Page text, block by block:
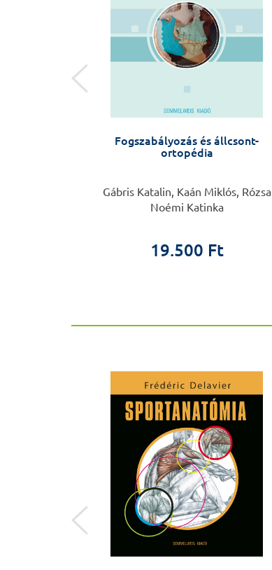
Fogszabályozás és állcsont-
ortopédia
Gábris Katalin, Kaán Miklós, Rózsa
Noémi Katinka
19.500 Ft